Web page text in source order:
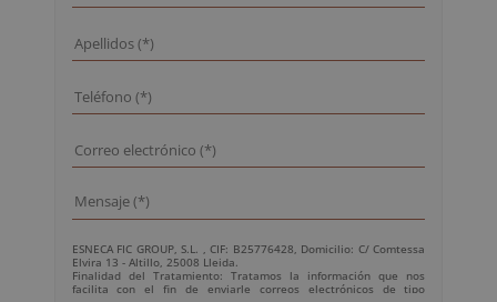
ESNECA FIC GROUP, S.L. , CIF: B25776428, Domicilio: C/ Comtessa
Elvira 13 - Altillo, 25008 Lleida.
Finalidad del Tratamiento: Tratamos la información que nos
facilita con el fin de enviarle correos electrónicos de tipo